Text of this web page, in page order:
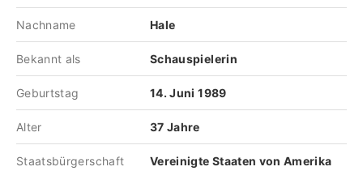
Nachname Hale
Bekannt als Schauspielerin
Geburtstag 14. Juni 1989
Alter 37 Jahre
Staatsbürgerschaft Vereinigte Staaten von Amerika